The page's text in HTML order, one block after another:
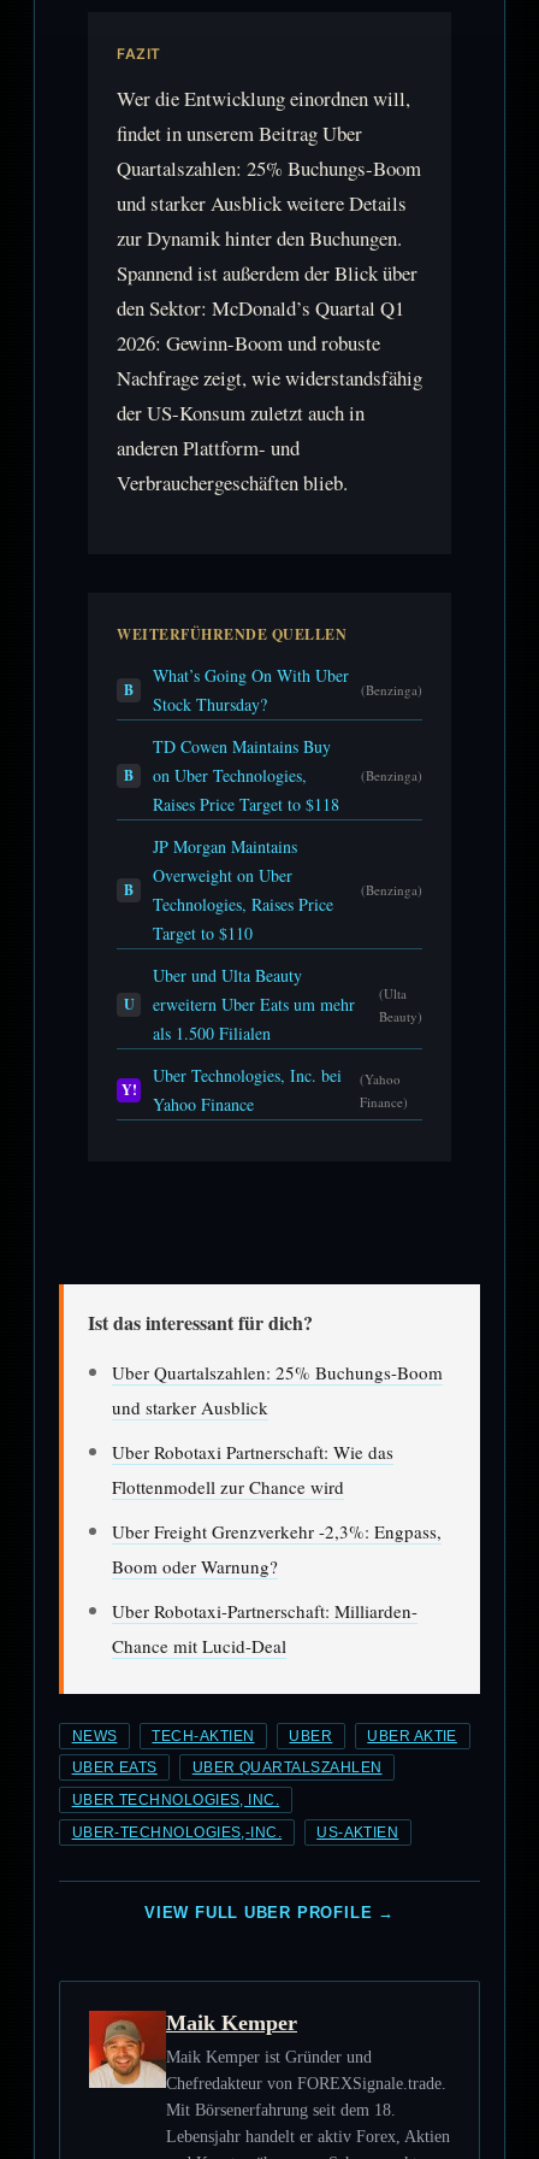
FAZIT
Wer die Entwicklung einordnen will,
findet in unserem Beitrag Uber
Quartalszahlen: 25% Buchungs-Boom
und starker Ausblick weitere Details
zur Dynamik hinter den Buchungen.
Spannend ist außerdem der Blick über
den Sektor: McDonald’s Quartal Q1
2026: Gewinn-Boom und robuste
Nachfrage zeigt, wie widerstandsfähig
der US-Konsum zuletzt auch in
anderen Plattform- und
Verbrauchergeschäften blieb.
WEITERFÜHRENDE QUELLEN
B
What’s Going On With Uber
Stock Thursday?
(Benzinga)
B
TD Cowen Maintains Buy
on Uber Technologies,
Raises Price Target to $118
(Benzinga)
B
JP Morgan Maintains
Overweight on Uber
Technologies, Raises Price
Target to $110
(Benzinga)
U
Uber und Ulta Beauty
erweitern Uber Eats um mehr
als 1.500 Filialen
(Ulta
Beauty)
Y!
Uber Technologies, Inc. bei
Yahoo Finance
(Yahoo
Finance)
Ist das interessant für dich?
Uber Quartalszahlen: 25% Buchungs-Boom
und starker Ausblick
Uber Robotaxi Partnerschaft: Wie das
Flottenmodell zur Chance wird
Uber Freight Grenzverkehr -2,3%: Engpass,
Boom oder Warnung?
Uber Robotaxi-Partnerschaft: Milliarden-
Chance mit Lucid-Deal
NEWS TECH-AKTIEN UBER UBER AKTIE
UBER EATS UBER QUARTALSZAHLEN
UBER TECHNOLOGIES, INC.
UBER-TECHNOLOGIES,-INC. US-AKTIEN
VIEW FULL UBER PROFILE →
Maik Kemper
Maik Kemper ist Gründer und
Chefredakteur von FOREXSignale.trade.
Mit Börsenerfahrung seit dem 18.
Lebensjahr handelt er aktiv Forex, Aktien